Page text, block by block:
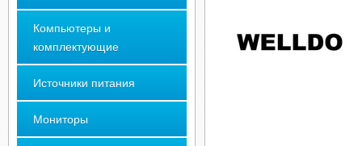
Компьютеры и
комплектующие
Источники питания
Мониторы